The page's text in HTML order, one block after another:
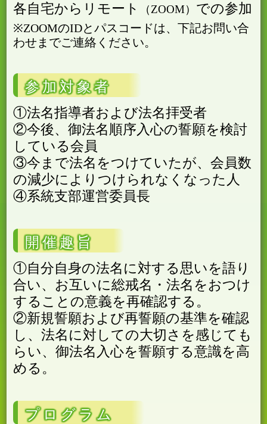
各自宅からリモート
ZOOM での参加
※ZOOMのIDとパスコードは、下記お問い合
わせまでご連絡ください。
参加対象者
①法名指導者および法名拝受者
②今後、御法名順序入心の誓願を検討
している会員
③今まで法名をつけていたが、会員数
の減少によりつけられなくなった人
④系統支部運営委員長
開催趣旨
①自分自身の法名に対する思いを語り
合い、お互いに総戒名・法名をおつけ
することの意義を再確認する。
②新規誓願および再誓願の基準を確認
し、法名に対しての大切さを感じても
らい、御法名入心を誓願する意識を高
める。
プログラム